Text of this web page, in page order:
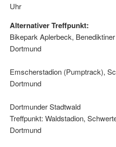
Uhr
Alternativer Treffpunkt:
Bikepark Aplerbeck,
Dortmund
Emscherstadion (Pumptrack),
Dortmund
Dortmunder Stadtwald
Treffpunkt: Waldstadion,
Dortmund